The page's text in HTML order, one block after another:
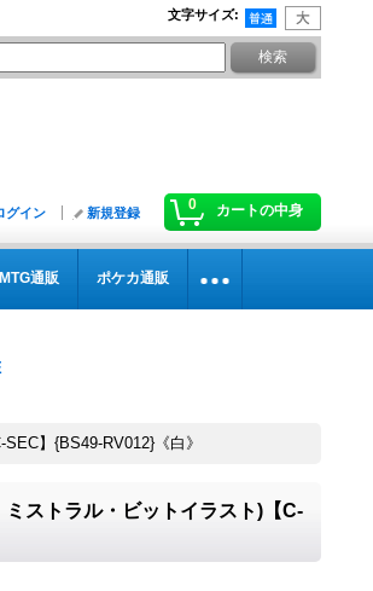
文字サイズ:
0 カートの中身
グイン 新規登録
MTG通販 ポケカ通販
】{BS49-RV012}《白》
ストラル・ビットイラスト)【C-